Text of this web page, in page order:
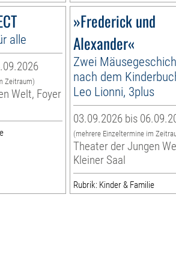
alle
Zeitraum)
Welt, Foyer
»Frederick und
Alexander«
Zwei
nach dem
Leo Lionni, 3plus
03.09.2026 bis
(mehrere Einzeltermine im
Theater der Jungen
Kleiner Saal
Rubrik: Kinder & Familie